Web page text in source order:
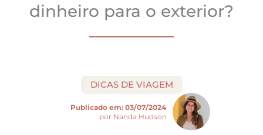
dinheiro para o exterior?
DICAS DE VIAGEM
Publicado em: 03/07/2024
por Nanda Hudson